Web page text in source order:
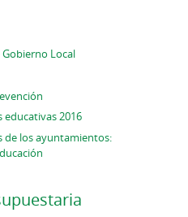
Gobierno Local
educativas 2016
de los ayuntamientos: